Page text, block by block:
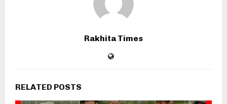
Rakhita Times
RELATED POSTS